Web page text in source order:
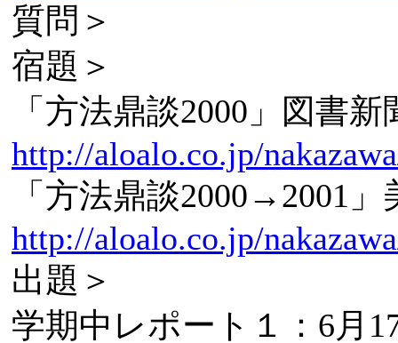
質問＞
宿題＞
「方法鼎談2000」図書
http://aloalo.co.jp/
「方法鼎談2000→2001
http://aloalo.co.jp/
出題＞
学期中レポート１：6月